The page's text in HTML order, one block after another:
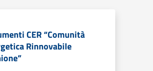
CER “Comunità
Rinnovabile